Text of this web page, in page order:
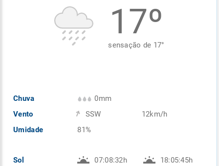
17º
sensação de 17°
Chuva
Vento
Umidade
0mm
SSW
81%
12km/h
Sol 07:08:32h 18:05:45h